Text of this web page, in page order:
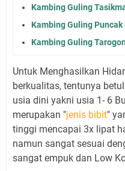
Kambing Guling
Kambing Guling
Kambing Guling
Untuk Menghasilkan
berkualitas, tentunya
usia dini yakni usia 1- 6
merupakan "jenis bibit"
tinggi mencapai 3x lipat
namun sangat sesuai
sangat empuk dan Low